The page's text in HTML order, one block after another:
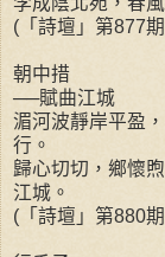
(「詩壇」第877
朝中措
──賦曲江城
湄河波靜岸平盈
行。
歸心切切，鄉懷
江城。
(「詩壇」第880